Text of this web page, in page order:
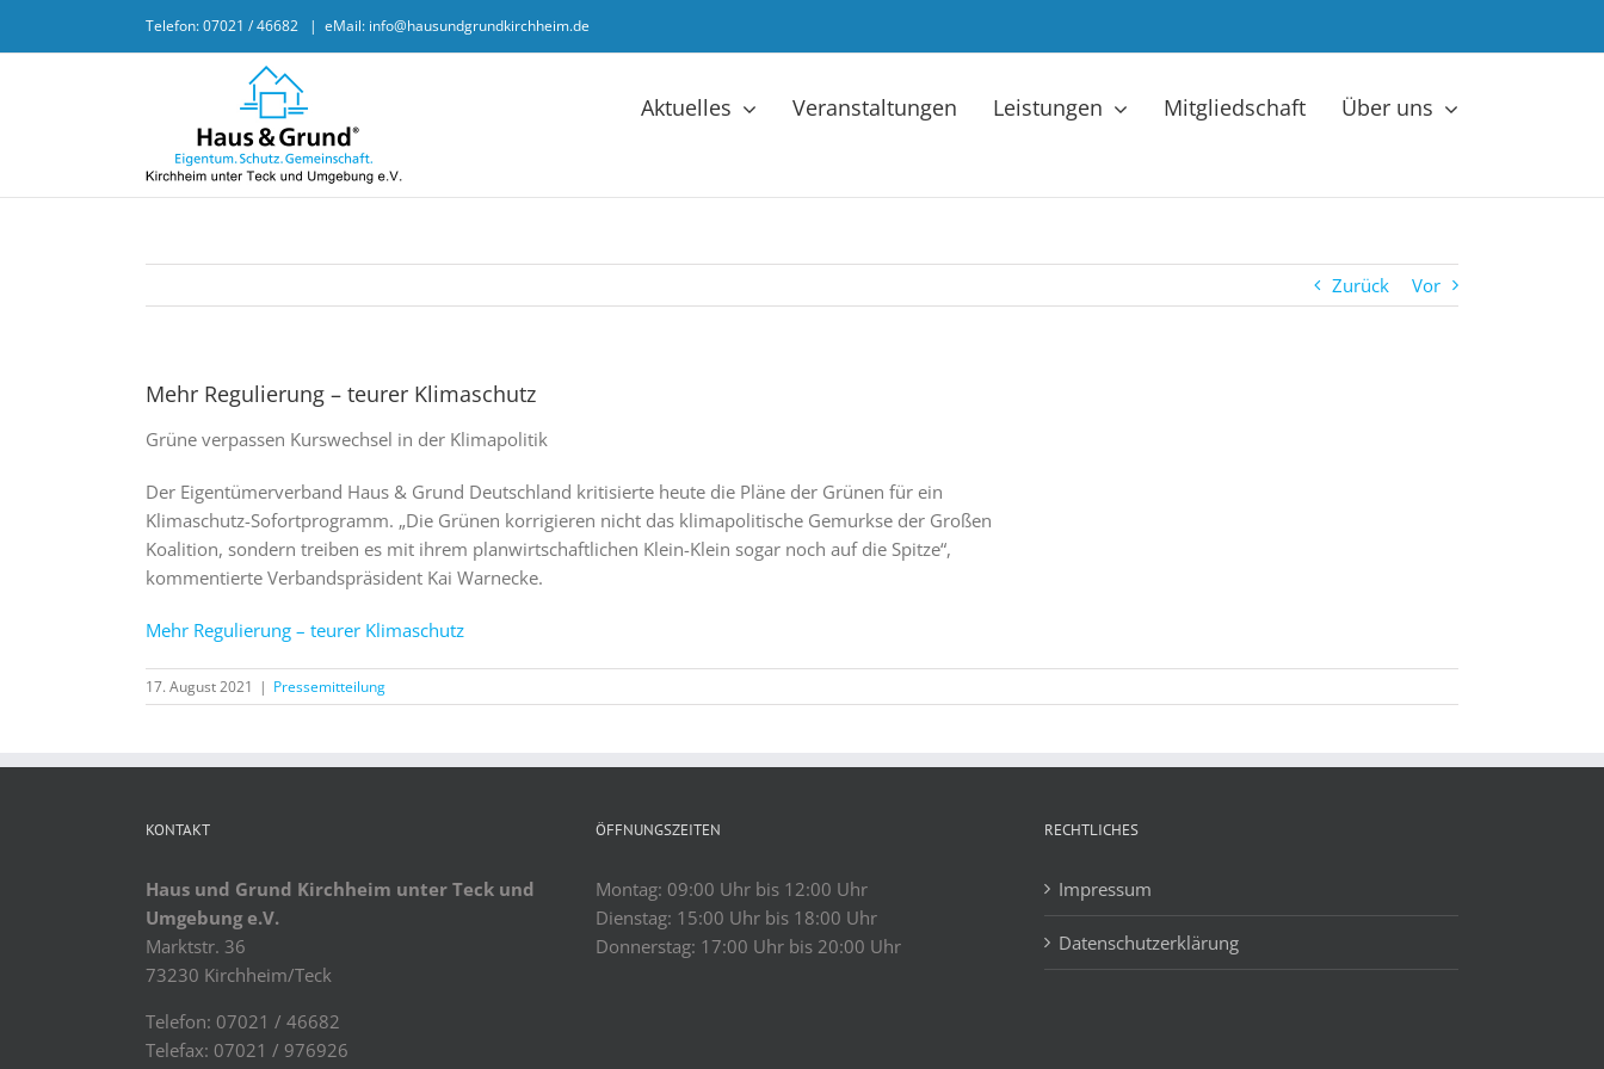
Telefon: 07021 / 46682 | eMail: info@hausundgrundkirchheim.de
Aktuelles Veranstaltungen Leistungen Mitgliedschaft Über uns
Zurück Vor
Mehr Regulierung – teurer Klimaschutz
Grüne verpassen Kurswechsel in der Klimapolitik
Der Eigentümerverband Haus & Grund Deutschland kritisierte heute die Pläne der Grünen für ein
Klimaschutz-Sofortprogramm. „Die Grünen korrigieren nicht das klimapolitische Gemurkse der Großen
Koalition, sondern treiben es mit ihrem planwirtschaftlichen Klein-Klein sogar noch auf die Spitze“,
kommentierte Verbandspräsident Kai Warnecke.
Mehr Regulierung – teurer Klimaschutz
17. August 2021 | Pressemitteilung
KONTAKT
Haus und Grund Kirchheim unter Teck und
Umgebung e.V.
Marktstr. 36
73230 Kirchheim/Teck
Telefon: 07021 / 46682
Telefax: 07021 / 976926
ÖFFNUNGSZEITEN
Montag: 09:00 Uhr bis 12:00 Uhr
Dienstag: 15:00 Uhr bis 18:00 Uhr
Donnerstag: 17:00 Uhr bis 20:00 Uhr
RECHTLICHES
Impressum
Datenschutzerklärung